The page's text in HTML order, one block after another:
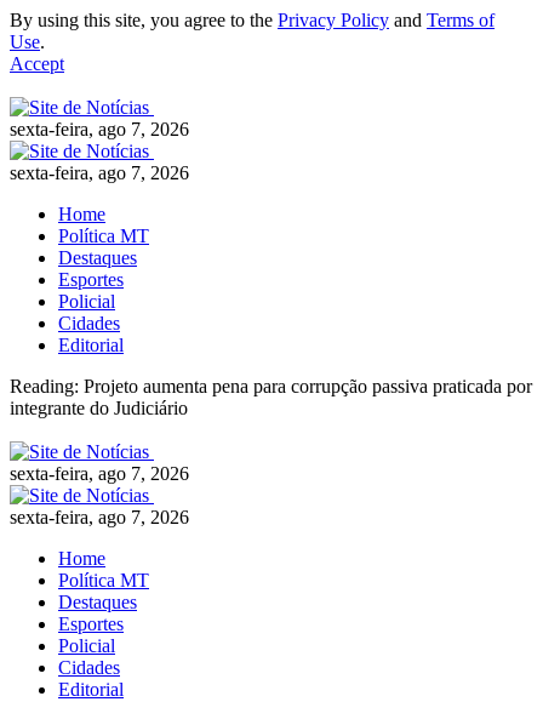
By using this site, you agree to the Privacy Policy and Terms of
Use.
Accept
sexta-feira, ago 7, 2026
sexta-feira, ago 7, 2026
Home
Política MT
Destaques
Esportes
Policial
Cidades
Editorial
Reading: Projeto aumenta pena para corrupção passiva praticada por
integrante do Judiciário
sexta-feira, ago 7, 2026
sexta-feira, ago 7, 2026
Home
Política MT
Destaques
Esportes
Policial
Cidades
Editorial